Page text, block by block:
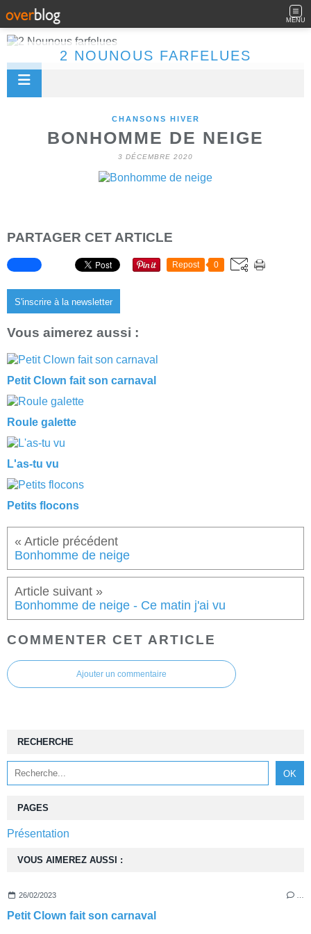
MENU
2 NOUNOUS FARFELUES
CHANSONS HIVER
BONHOMME DE NEIGE
3 DÉCEMBRE 2020
PARTAGER CET ARTICLE
Repost 0
S'inscrire à la newsletter
Vous aimerez aussi :
Petit Clown fait son carnaval
Roule galette
L'as-tu vu
Petits flocons
Bonhomme de neige
Bonhomme de neige - Ce matin j'ai vu
COMMENTER CET ARTICLE
Ajouter un commentaire
RECHERCHE
VOUS AIMEREZ AUSSI :
26/02/2023
Petit Clown fait son carnaval
PAGES
Présentation